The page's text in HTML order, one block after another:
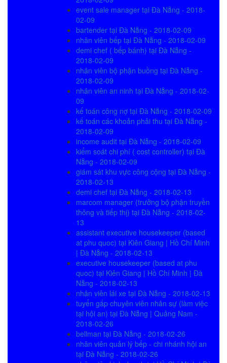
event sale manager tại Đà Nẵng - 2018-
02-09
bartender tại Đà Nẵng - 2018-02-09
nhân viên bếp tại Đà Nẵng - 2018-02-09
demi chef ( bếp bánh) tại Đà Nẵng -
2018-02-09
nhân viên bộ phận buồng tại Đà Nẵng -
2018-02-09
nhân viên an ninh tại Đà Nẵng - 2018-02-
09
kế toán công nợ tại Đà Nẵng - 2018-02-09
kế toán các khoản phải thu tại Đà Nẵng -
2018-02-09
income audit tại Đà Nẵng - 2018-02-09
kiểm soát chi phí ( cost controller) tại Đà
Nẵng - 2018-02-09
giám sát khu vực công cộng tại Đà Nẵng -
2018-02-13
demi chef tại Đà Nẵng - 2018-02-13
marcom manager (trưởng bộ phận truyền
thông và tiếp thị) tại Đà Nẵng - 2018-02-
13
assistant executive housekeeper (based
at phu quoc) tại Kiên Giang | Hồ Chí Minh
| Đà Nẵng - 2018-02-13
executive housekeeper (based at phu
quoc) tại Kiên Giang | Hồ Chí Minh | Đà
Nẵng - 2018-02-13
nhân viên lái xe tại Đà Nẵng - 2018-02-13
tuyển gấp chuyên viên nhân sự (làm việc
tại hội an) tại Đà Nẵng | Quảng Nam -
2018-02-26
bellman tại Đà Nẵng - 2018-02-26
nhân viên quản lý bếp - chi nhánh hội an
tại Đà Nẵng - 2018-02-26